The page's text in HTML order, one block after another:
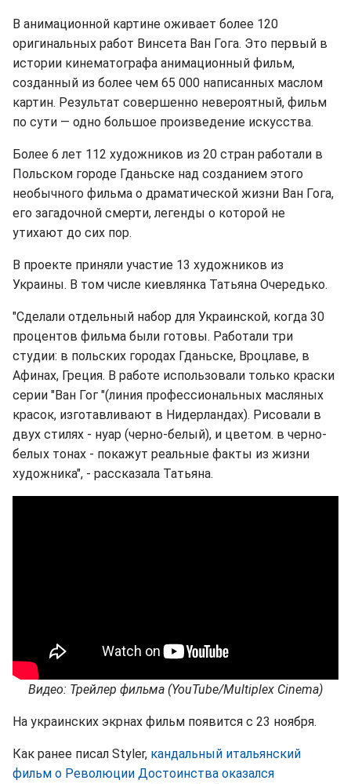
В анимационной картине оживает более 120
оригинальных работ Винсета Ван Гога. Это первый в
истории кинематографа анимационный фильм,
созданный из более чем 65 000 написанных маслом
картин. Результат совершенно невероятный, фильм
по сути — одно большое произведение искусства.
Более 6 лет 112 художников из 20 стран работали в
Польском городе Гданьске над созданием этого
необычного фильма о драматической жизни Ван Гога,
его загадочной смерти, легенды о которой не
утихают до сих пор.
В проекте приняли участие 13 художников из
Украины. В том числе киевлянка Татьяна Очередько.
"Сделали отдельный набор для Украинской, когда 30
процентов фильма были готовы. Работали три
студии: в польских городах Гданьске, Вроцлаве, в
Афинах, Греция. В работе использовали только краски
серии "Ван Гог "(линия профессиональных масляных
красок, изготавливают в Нидерландах). Рисовали в
двух стилях - нуар (черно-белый), и цветом. в черно-
белых тонах - покажут реальные факты из жизни
художника", - рассказала Татьяна.
Видео: Трейлер фильма (YouTube/Multiplex Cinema)
На украинских экрнах фильм появится с 23 ноября.
Как ранее писал Styler, кандальный итальянский
фильм о Революции Достоинства оказался